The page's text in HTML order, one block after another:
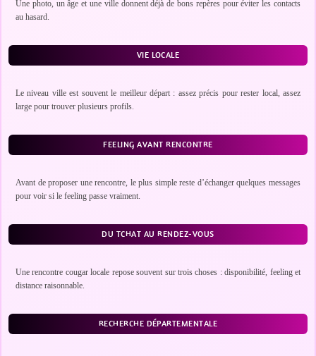
Une photo, un âge et une ville donnent déjà de bons repères pour éviter les contacts
au hasard.
VIE LOCALE
Le niveau ville est souvent le meilleur départ : assez précis pour rester local, assez
large pour trouver plusieurs profils.
FEELING AVANT RENCONTRE
Avant de proposer une rencontre, le plus simple reste d’échanger quelques messages
pour voir si le feeling passe vraiment.
DU TCHAT AU RENDEZ-VOUS
Une rencontre cougar locale repose souvent sur trois choses : disponibilité, feeling et
distance raisonnable.
RECHERCHE DÉPARTEMENTALE